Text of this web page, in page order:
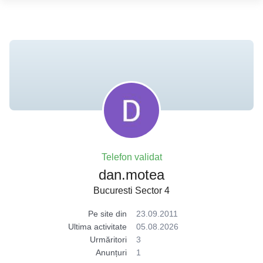
Telefon validat
dan.motea
Bucuresti Sector 4
Pe site din
23.09.2011
Ultima activitate
05.08.2026
Urmăritori
3
Anunțuri
1